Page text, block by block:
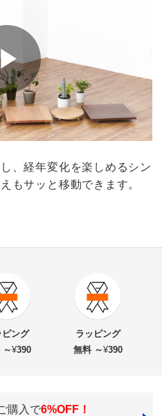
、経年変化を楽しめるシン
もサッと移動できます。
税抜
ピング
～¥390
ラッピング
無料 ～¥390
購入で6%OFF！